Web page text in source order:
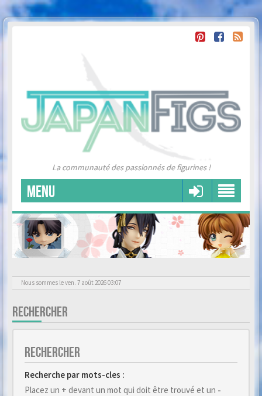
La communauté des passionnés de figurines !
MENU
Nous sommes le ven. 7 août 2026 03:07
RECHERCHER
RECHERCHER
Recherche par mots-cles :
Placez un + devant un mot qui doit être trouvé et un -